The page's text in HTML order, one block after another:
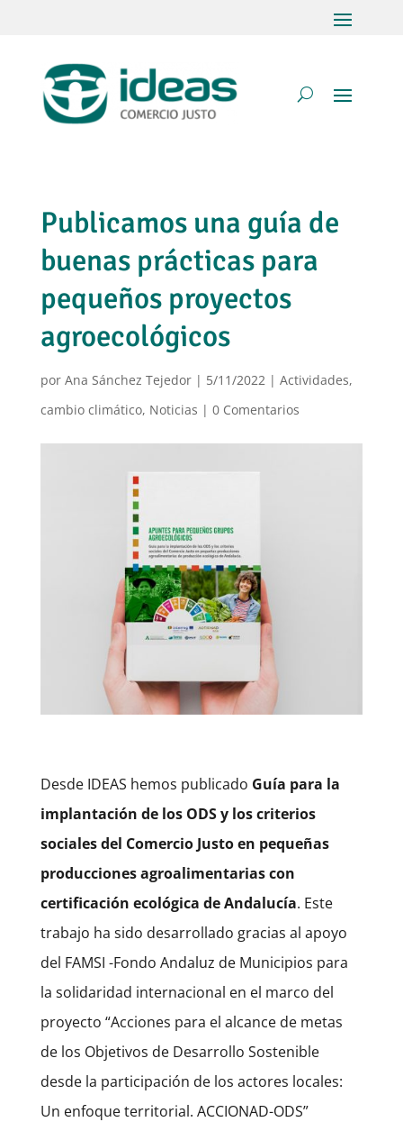
Publicamos una guía de
buenas prácticas para
pequeños proyectos
agroecológicos
por Ana Sánchez Tejedor| 5/11/2022 | Actividades,
cambio climático, Noticias | 0 Comentarios
Desde IDEAS hemos publicado Guía para la
implantación de los ODS y los criterios
sociales del Comercio Justo en pequeñas
producciones agroalimentarias con
certificación ecológica de Andalucía. Este
trabajo ha sido desarrollado gracias al apoyo
del FAMSI -Fondo Andaluz de Municipios para
la solidaridad internacional en el marco del
proyecto “Acciones para el alcance de metas
de los Objetivos de Desarrollo Sostenible
desde la participación de los actores locales:
Un enfoque territorial. ACCIONAD-ODS”